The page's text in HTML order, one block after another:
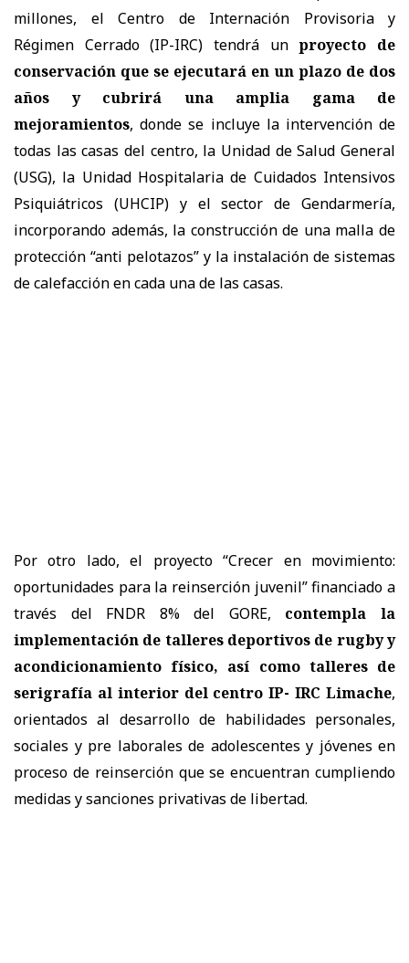
millones, el Centro de Internación Provisoria y
Régimen Cerrado (IP-IRC) tendrá un proyecto de
conservación que se ejecutará en un plazo de dos
años y cubrirá una amplia gama de
mejoramientos, donde se incluye la intervención de
todas las casas del centro, la Unidad de Salud General
(USG), la Unidad Hospitalaria de Cuidados Intensivos
Psiquiátricos (UHCIP) y el sector de Gendarmería,
incorporando además, la construcción de una malla de
protección “anti pelotazos” y la instalación de sistemas
de calefacción en cada una de las casas.
Por otro lado, el proyecto “Crecer en movimiento:
oportunidades para la reinserción juvenil” financiado a
través del FNDR 8% del GORE,
contempla la
implementación de talleres deportivos de rugby y
acondicionamiento físico, así como talleres de
serigrafía al interior del centro IP- IRC Limache,
orientados al desarrollo de habilidades personales,
sociales y pre laborales de adolescentes y jóvenes en
proceso de reinserción que se encuentran cumpliendo
medidas y sanciones privativas de libertad.